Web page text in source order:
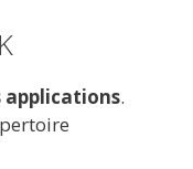
applications.